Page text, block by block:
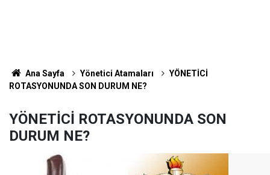
Ana Sayfa Yönetici Atamaları
YÖNETİCİ
ROTASYONUNDA SON DURUM NE?
YÖNETİCİ ROTASYONUNDA SON
DURUM NE?